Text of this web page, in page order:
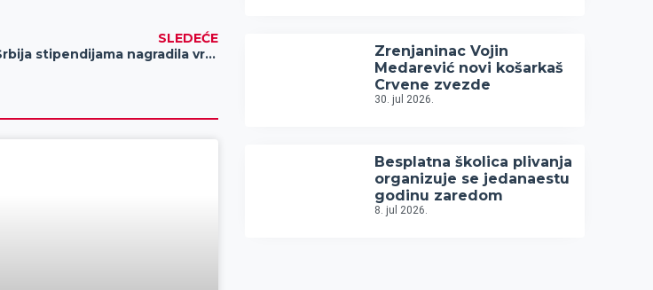
SLEDEĆE
Coca-Cola HBC Srbija stipendijama nagradila vrhunske talente, izabrano 25 stipendista na konkursu „Čuvamo talente u punoj snazi“
Zrenjaninac Vojin
Medarević novi košarkaš
Crvene zvezde
30. jul 2026.
Besplatna školica plivanja
organizuje se jedanaestu
godinu zaredom
8. jul 2026.